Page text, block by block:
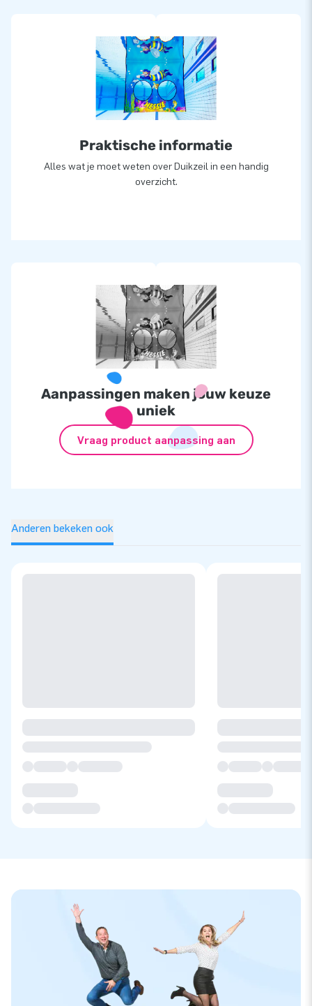
Praktische informatie
Alles wat je moet weten over Duikzeil in een handig
overzicht.
Aanpassingen maken jouw keuze
uniek
Vraag product aanpassing aan
Anderen bekeken ook